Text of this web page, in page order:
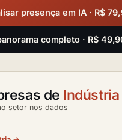
presença em IA · R$
completo · R$
de Indústria
setor nos dados